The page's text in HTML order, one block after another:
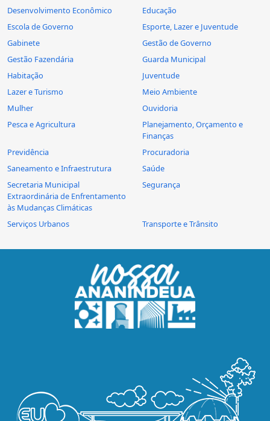
Desenvolvimento Econômico
Educação
Escola de Governo
Esporte, Lazer e Juventude
Gabinete
Gestão de Governo
Gestão Fazendária
Guarda Municipal
Habitação
Juventude
Lazer e Turismo
Meio Ambiente
Mulher
Ouvidoria
Pesca e Agricultura
Planejamento, Orçamento e
Finanças
Previdência
Procuradoria
Saneamento e Infraestrutura
Saúde
Secretaria Municipal
Extraordinária de Enfrentamento
às Mudanças Climáticas
Segurança
Serviços Urbanos Transporte e Trânsito